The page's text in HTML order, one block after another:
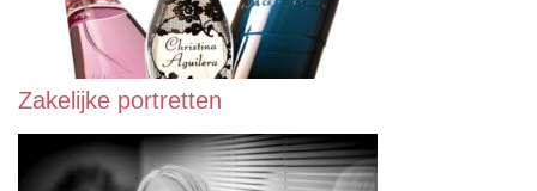
Zakelijke portretten